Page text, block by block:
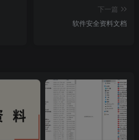
下一篇
软件安全资料文档